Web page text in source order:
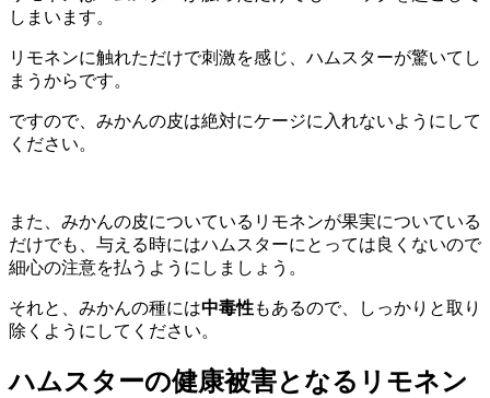
しまいます。
リモネンに触れただけで刺激を感じ、ハムスターが驚いてし
まうからです。
ですので、みかんの皮は絶対にケージに入れないようにして
ください。
また、みかんの皮についているリモネンが果実についている
だけでも、与える時にはハムスターにとっては良くないので
細心の注意を払うようにしましょう。
それと、みかんの種には中毒性もあるので、しっかりと取り
除くようにしてください。
ハムスターの健康被害となるリモネン